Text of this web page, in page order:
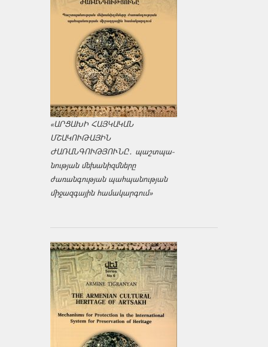
«ԱՐՑԱԽԻ ՀԱՅԿԱԿԱՆ
ՄՇԱԿՈՒԹԱՅԻՆ
ԺԱՌԱՆԳՈՒԹՅՈՒՆԸ․ պաշտպա­
նության մեխանիզմները
ժառանգության պահպանության
միջազ­գային համակարգում»